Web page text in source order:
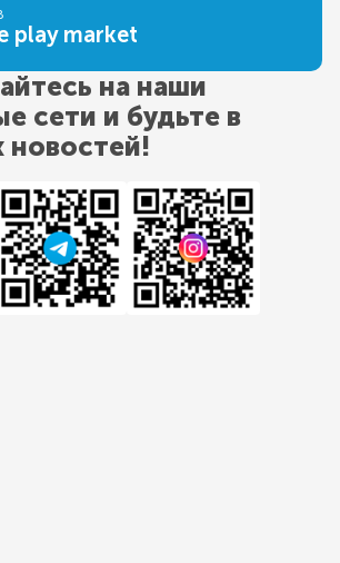
play market
на наши
сети и будьте в
новостей!